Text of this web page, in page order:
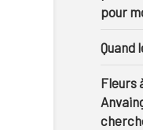
pour
Quand
Fleurs